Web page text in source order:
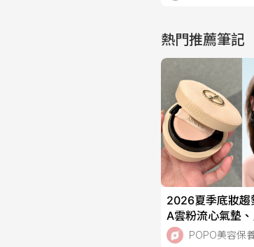
熱門推薦筆記
2026夏季底妝趨
A雲粉流心氣墊
光粉底，IU、太
POPO美容保